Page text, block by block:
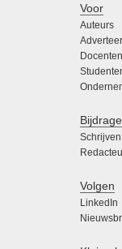
Voor
Auteurs
Docenten
Volgen
LinkedIn